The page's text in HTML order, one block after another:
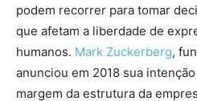
podem recorrer para tomar
que afetam a liberdade de
humanos. Mark Zuckerberg,
anunciou em 2018 sua
margem da estrutura da